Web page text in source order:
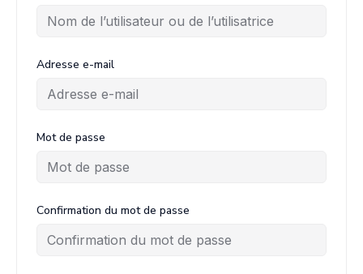
Adresse e-mail
Mot de passe
Confirmation du mot de passe